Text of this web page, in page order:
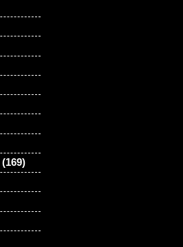
(169)